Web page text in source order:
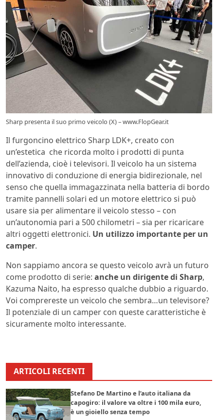
Sharp presenta il suo primo veicolo (X) – www.FlopGear.it
Il furgoncino elettrico Sharp LDK+, creato con
un’estetica che ricorda molto i prodotti di punta
dell’azienda, cioè i televisori. Il veicolo ha un sistema
innovativo di conduzione di energia bidirezionale, nel
senso che quella immagazzinata nella batteria di bordo
tramite pannelli solari ed un motore elettrico si può
usare sia per alimentare il veicolo stesso – con
un’autonomia pari a 500 chilometri – sia per ricaricare
altri oggetti elettronici. Un utilizzo importante per un
camper.
Non sappiamo ancora se questo veicolo avrà un futuro
come prodotto di serie: anche un dirigente di Sharp,
Kazuma Naito, ha espresso qualche dubbio a riguardo.
Voi comprereste un veicolo che sembra…un televisore?
Il potenziale di un camper con queste caratteristiche è
sicuramente molto interessante.
ARTICOLI RECENTI
Stefano De Martino e l’auto italiana da
capogiro: il valore va oltre i 100 mila euro,
è un gioiello senza tempo